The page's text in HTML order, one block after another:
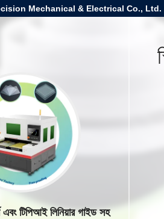
Mechanical & Electrical Co., Ltd.
এবং টিপিআই লিনিয়ার গাইড সহ